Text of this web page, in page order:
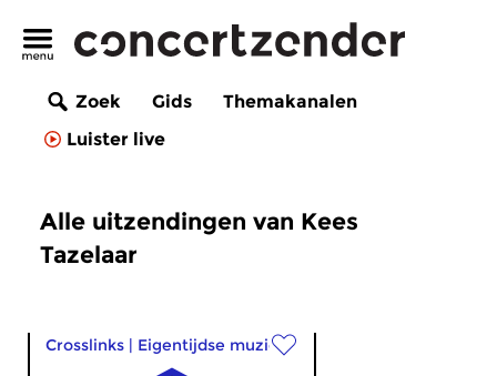
Zoek Gids
Themakanalen
Luister live
Alle uitzendingen van Kees
Tazelaar
Crosslinks | Eigentijdse muziek